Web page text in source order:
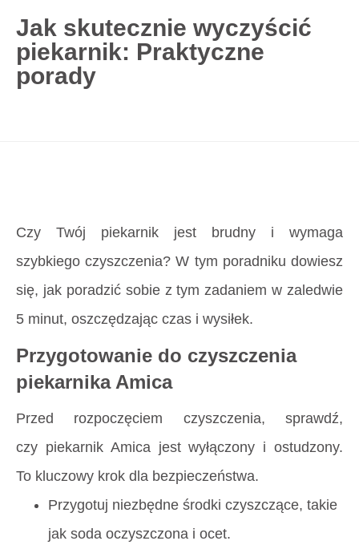
727 775 478
blisco.pl Poradnik
Jak skutecznie wyczyścić
piekarnik: Praktyczne
porady
Czy Twój piekarnik jest brudny i wymaga
szybkiego czyszczenia? W tym poradniku dowiesz
się, jak poradzić sobie z tym zadaniem w zaledwie
5 minut, oszczędzając czas i wysiłek.
Przygotowanie do czyszczenia
piekarnika Amica
Przed rozpoczęciem czyszczenia, sprawdź,
czy piekarnik Amica jest wyłączony i ostudzony.
To kluczowy krok dla bezpieczeństwa.
Przygotuj niezbędne środki czyszczące, takie
jak soda oczyszczona i ocet.